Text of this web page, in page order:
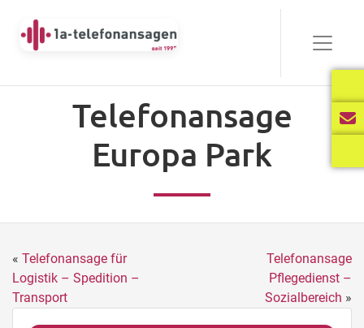
Telefonansage
Europa Park
« Telefonansage für
Logistik – Spedition –
Transport
Telefonansage
Pflegedienst –
Sozialbereich »